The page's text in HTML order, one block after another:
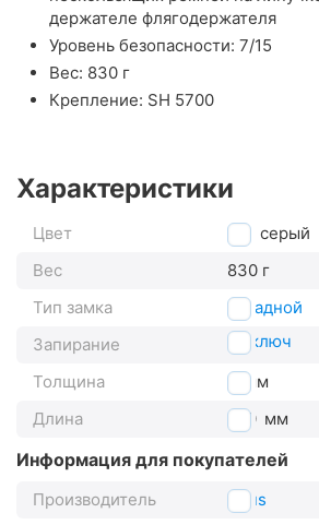
держателе флягодержателя
Уровень безопасности: 7/15
Вес: 830 г
Крепление: SH 5700
Характеристики
Цвет
серый
Вес
830 г
Тип замка
складной
Запирание
на ключ
Толщина
5
мм
Длина
800 мм
Информация для покупателей
Производитель
Abus